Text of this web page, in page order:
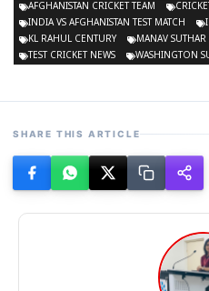
AFGHANISTAN CRICKET TEAM
INDIA VS AFGHANISTAN TEST MATCH
KL RAHUL CENTURY
MANAV SUTHAR
TEST CRICKET NEWS
WASHINGTON
SHARE THIS ARTICLE